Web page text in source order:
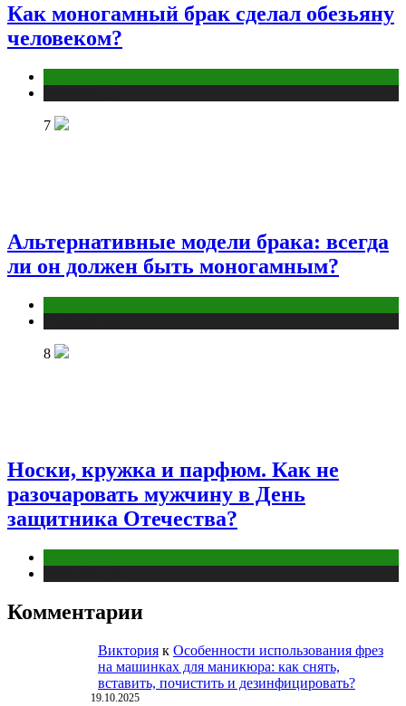
Как моногамный брак сделал обезьяну
человеком?
7
Альтернативные модели брака: всегда
ли он должен быть моногамным?
8
Носки, кружка и парфюм. Как не
разочаровать мужчину в День
защитника Отечества?
Комментарии
Виктория к Особенности использования фрез
на машинках для маникюра: как снять,
вставить, почистить и дезинфицировать?
19.10.2025